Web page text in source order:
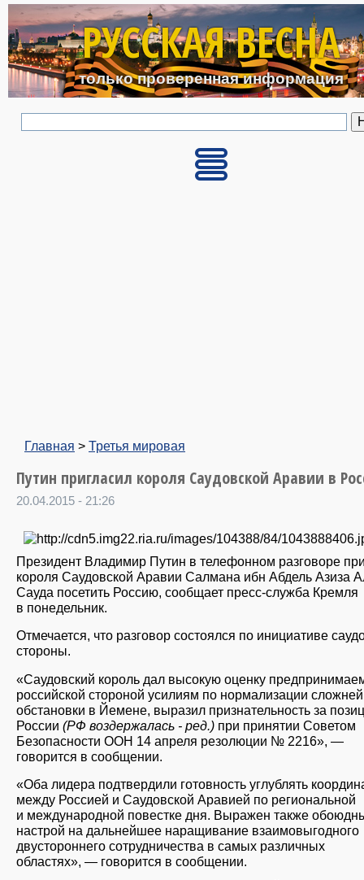
Перейти к основному
РУССКАЯ ВЕСНА
только проверенная информация
Главная > Третья мировая
Путин пригласил короля Саудовской Аравии в
20.04.2015 - 21:26
Президент Владимир Путин в телефонном разговоре
короля Саудовской Аравии Салмана ибн Абдель Азиза
Сауда посетить Россию, сообщает пресс-служба Кремля
в понедельник.
Отмечается, что разговор состоялся по инициативе
стороны.
«Саудовский король дал высокую оценку
российской стороной усилиям по нормализации
обстановки в Йемене, выразил признательность за
России (РФ воздержалась - ред.) при принятии Советом
Безопасности ООН 14 апреля резолюции № 2216», —
говорится в сообщении.
«Оба лидера подтвердили готовность углублять
между Россией и Саудовской Аравией по региональной
и международной повестке дня. Выражен также
настрой на дальнейшее наращивание взаимовыгодного
двустороннего сотрудничества в самых различных
областях», — говорится в сообщении.